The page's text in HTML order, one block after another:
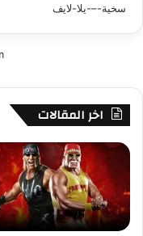
اخر المقالات